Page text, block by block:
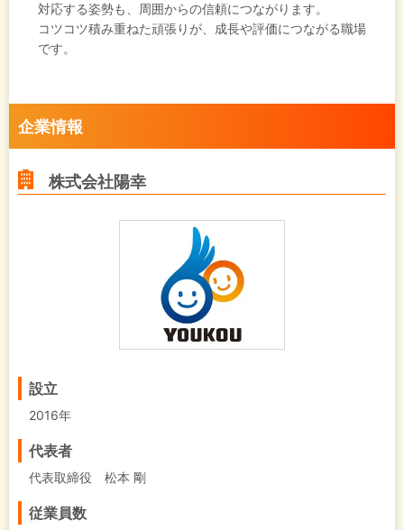
対応する姿勢も、周囲からの信頼につながります。
コツコツ積み重ねた頑張りが、成長や評価につながる職場
です。
企業情報
株式会社陽幸
設立
2016年
代表者
代表取締役 松本 剛
従業員数